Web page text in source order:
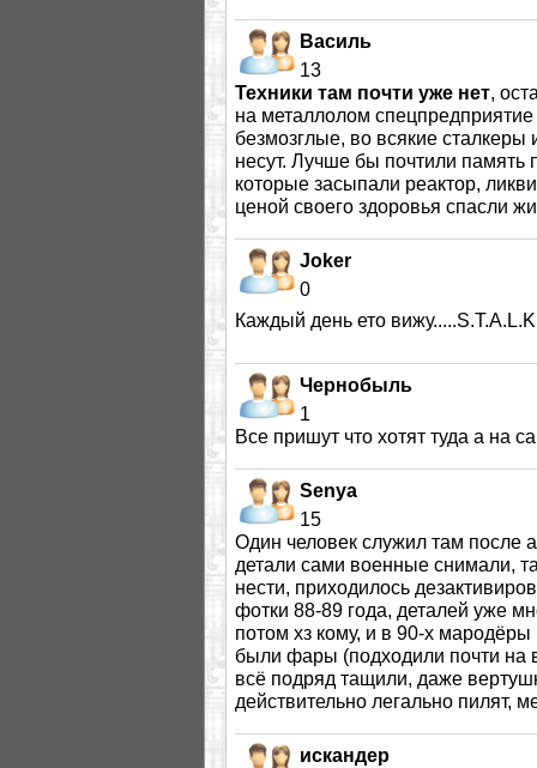
Василь
13
Техники там почти уже нет,
на металлолом
безмозглые, во всякие
несут. Лучше бы почтили память
которые засыпали реактор,
ценой своего здоровья спасли
Joker
0
Каждый день ето
Чернобыль
1
Все пришут что хотят туда а на
Senya
15
Один человек служил там после
детали сами военные снимали,
нести, приходилось
фотки 88-89 года, деталей уже
потом хз кому, и в 90-х
были фары (подходили почти на
всё подряд тащили, даже
действительно легально пилят,
искандер